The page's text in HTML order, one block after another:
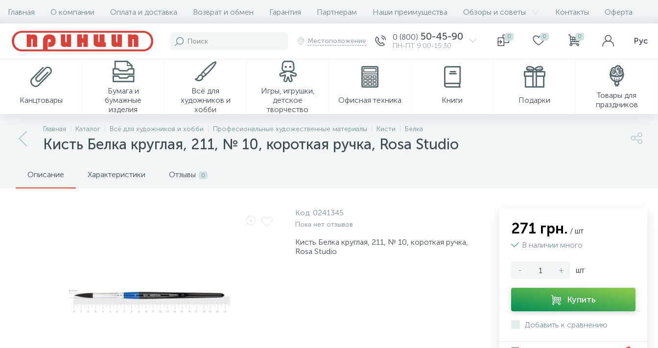
Главная О компании Оплата и доставка Возврат и обмен Гарантия Партнерам Наши преимущества Обзоры и советы Контакты Оферта
Местоположение 0 (800) 50-45-90
ПН-ПТ 9:00-15:30
0 0 0 Рус
Канцтовары
Бумага и
бумажные
изделия
Всё для
художников и
хобби
Игры, игрушки,
детское
творчество
Офисная техника Книги Подарки
Товары для
праздников
Хозтовары
Главная Каталог Всё для художников и хобби Професиональные художественные материалы Кисти Белка
Кисть Белка круглая, 211, № 10, короткая ручка, Rosa Studio
Описание Характеристики Отзывы 0
Код: 0241345
Пока нет отзывов
Кисть Белка круглая, 211, № 10, короткая ручка,
Rosa Studio
271 грн. / шт
В наличии много
- + шт
Купить
Добавить к сравнению